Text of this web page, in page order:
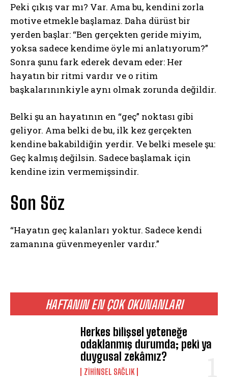
ABONE OL
HAFTANIN EN ÇOK OKUNANLARI
Herkes bilişsel yeteneğe
odaklanmış durumda; peki ya
duygusal zekâmız?
ZIHINSEL SAĞLIK
Peki çıkış var mı? Var. Ama bu, kendini zorla
motive etmekle başlamaz. Daha dürüst bir
yerden başlar: “Ben gerçekten geride miyim,
yoksa sadece kendime öyle mi anlatıyorum?”
Sonra şunu fark ederek devam eder: Her
hayatın bir ritmi vardır ve o ritim
başkalarınınkiyle aynı olmak zorunda değildir.
Belki şu an hayatının en “geç” noktası gibi
geliyor. Ama belki de bu, ilk kez gerçekten
kendine bakabildiğin yerdir. Ve belki mesele şu:
Geç kalmış değilsin. Sadece başlamak için
kendine izin vermemişsindir.
Son Söz
“Hayatın geç kalanları yoktur. Sadece kendi
zamanına güvenmeyenler vardır.”